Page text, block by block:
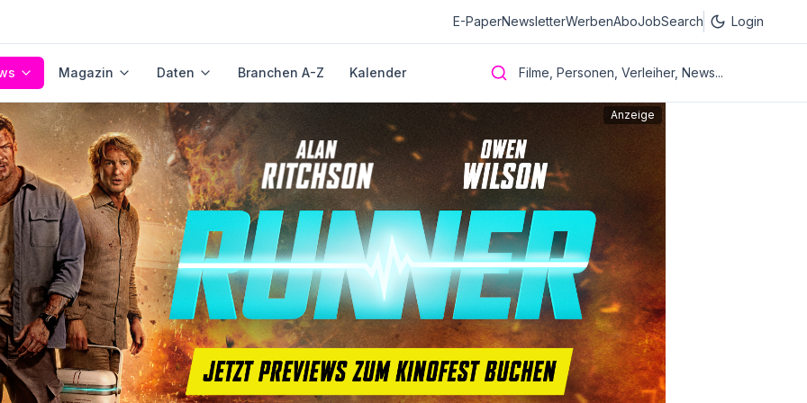
E-PaperNewsletterWerbenAboJobSearch Login
Magazin Daten Branchen A-Z Kalender Filme, Personen, Verleiher, News...
Anzeige